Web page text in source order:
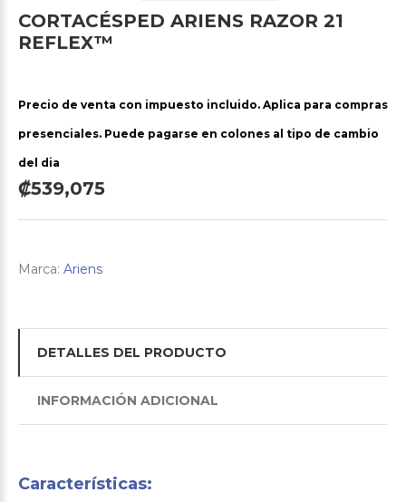
CORTACÉSPED ARIENS RAZOR 21
REFLEX™
Precio de venta con impuesto incluido. Aplica para compras
presenciales. Puede pagarse en colones al tipo de cambio
del dia
₡539,075
Marca: Ariens
DETALLES DEL PRODUCTO
INFORMACIÓN ADICIONAL
Características: